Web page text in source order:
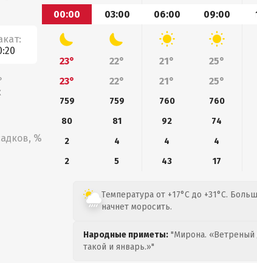
%
00:00
03:00 06:00 09:00
23° 22° 21° 25°
23°
22° 21° 25°
759 759 760 760
80
81 92 74
2
4 4 4
2
5 43 17
Температура от +17°C до +31°C.
начнет моросить.
Народные приметы: "Мирона.
такой и январь.»"